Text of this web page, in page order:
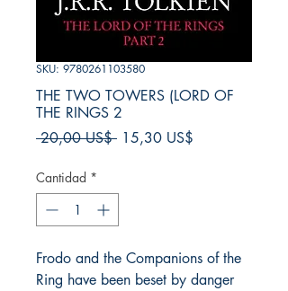
SKU: 9780261103580
THE TWO TOWERS (LORD OF
THE RINGS 2
20,00 US$ Precio
15,30 US$
Cantidad *
Frodo and the Companions of the
Ring have been beset by danger